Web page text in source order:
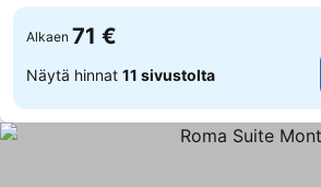
Alkaen 71 €
Näytä hinnat 11 sivustolta